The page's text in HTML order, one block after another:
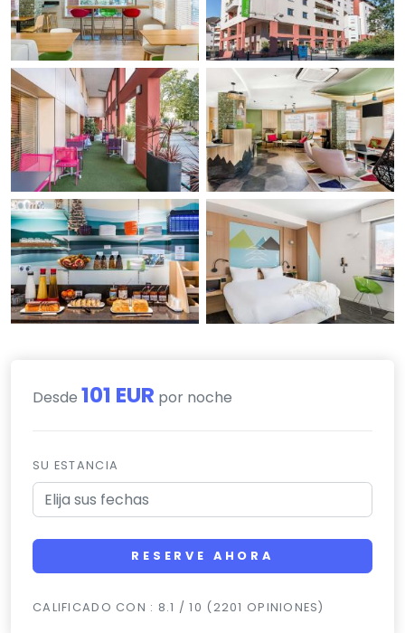
Desde 101 EUR por noche
SU ESTANCIA
RESERVE AHORA
CALIFICADO CON : 8.1 / 10 (2201 OPINIONES)